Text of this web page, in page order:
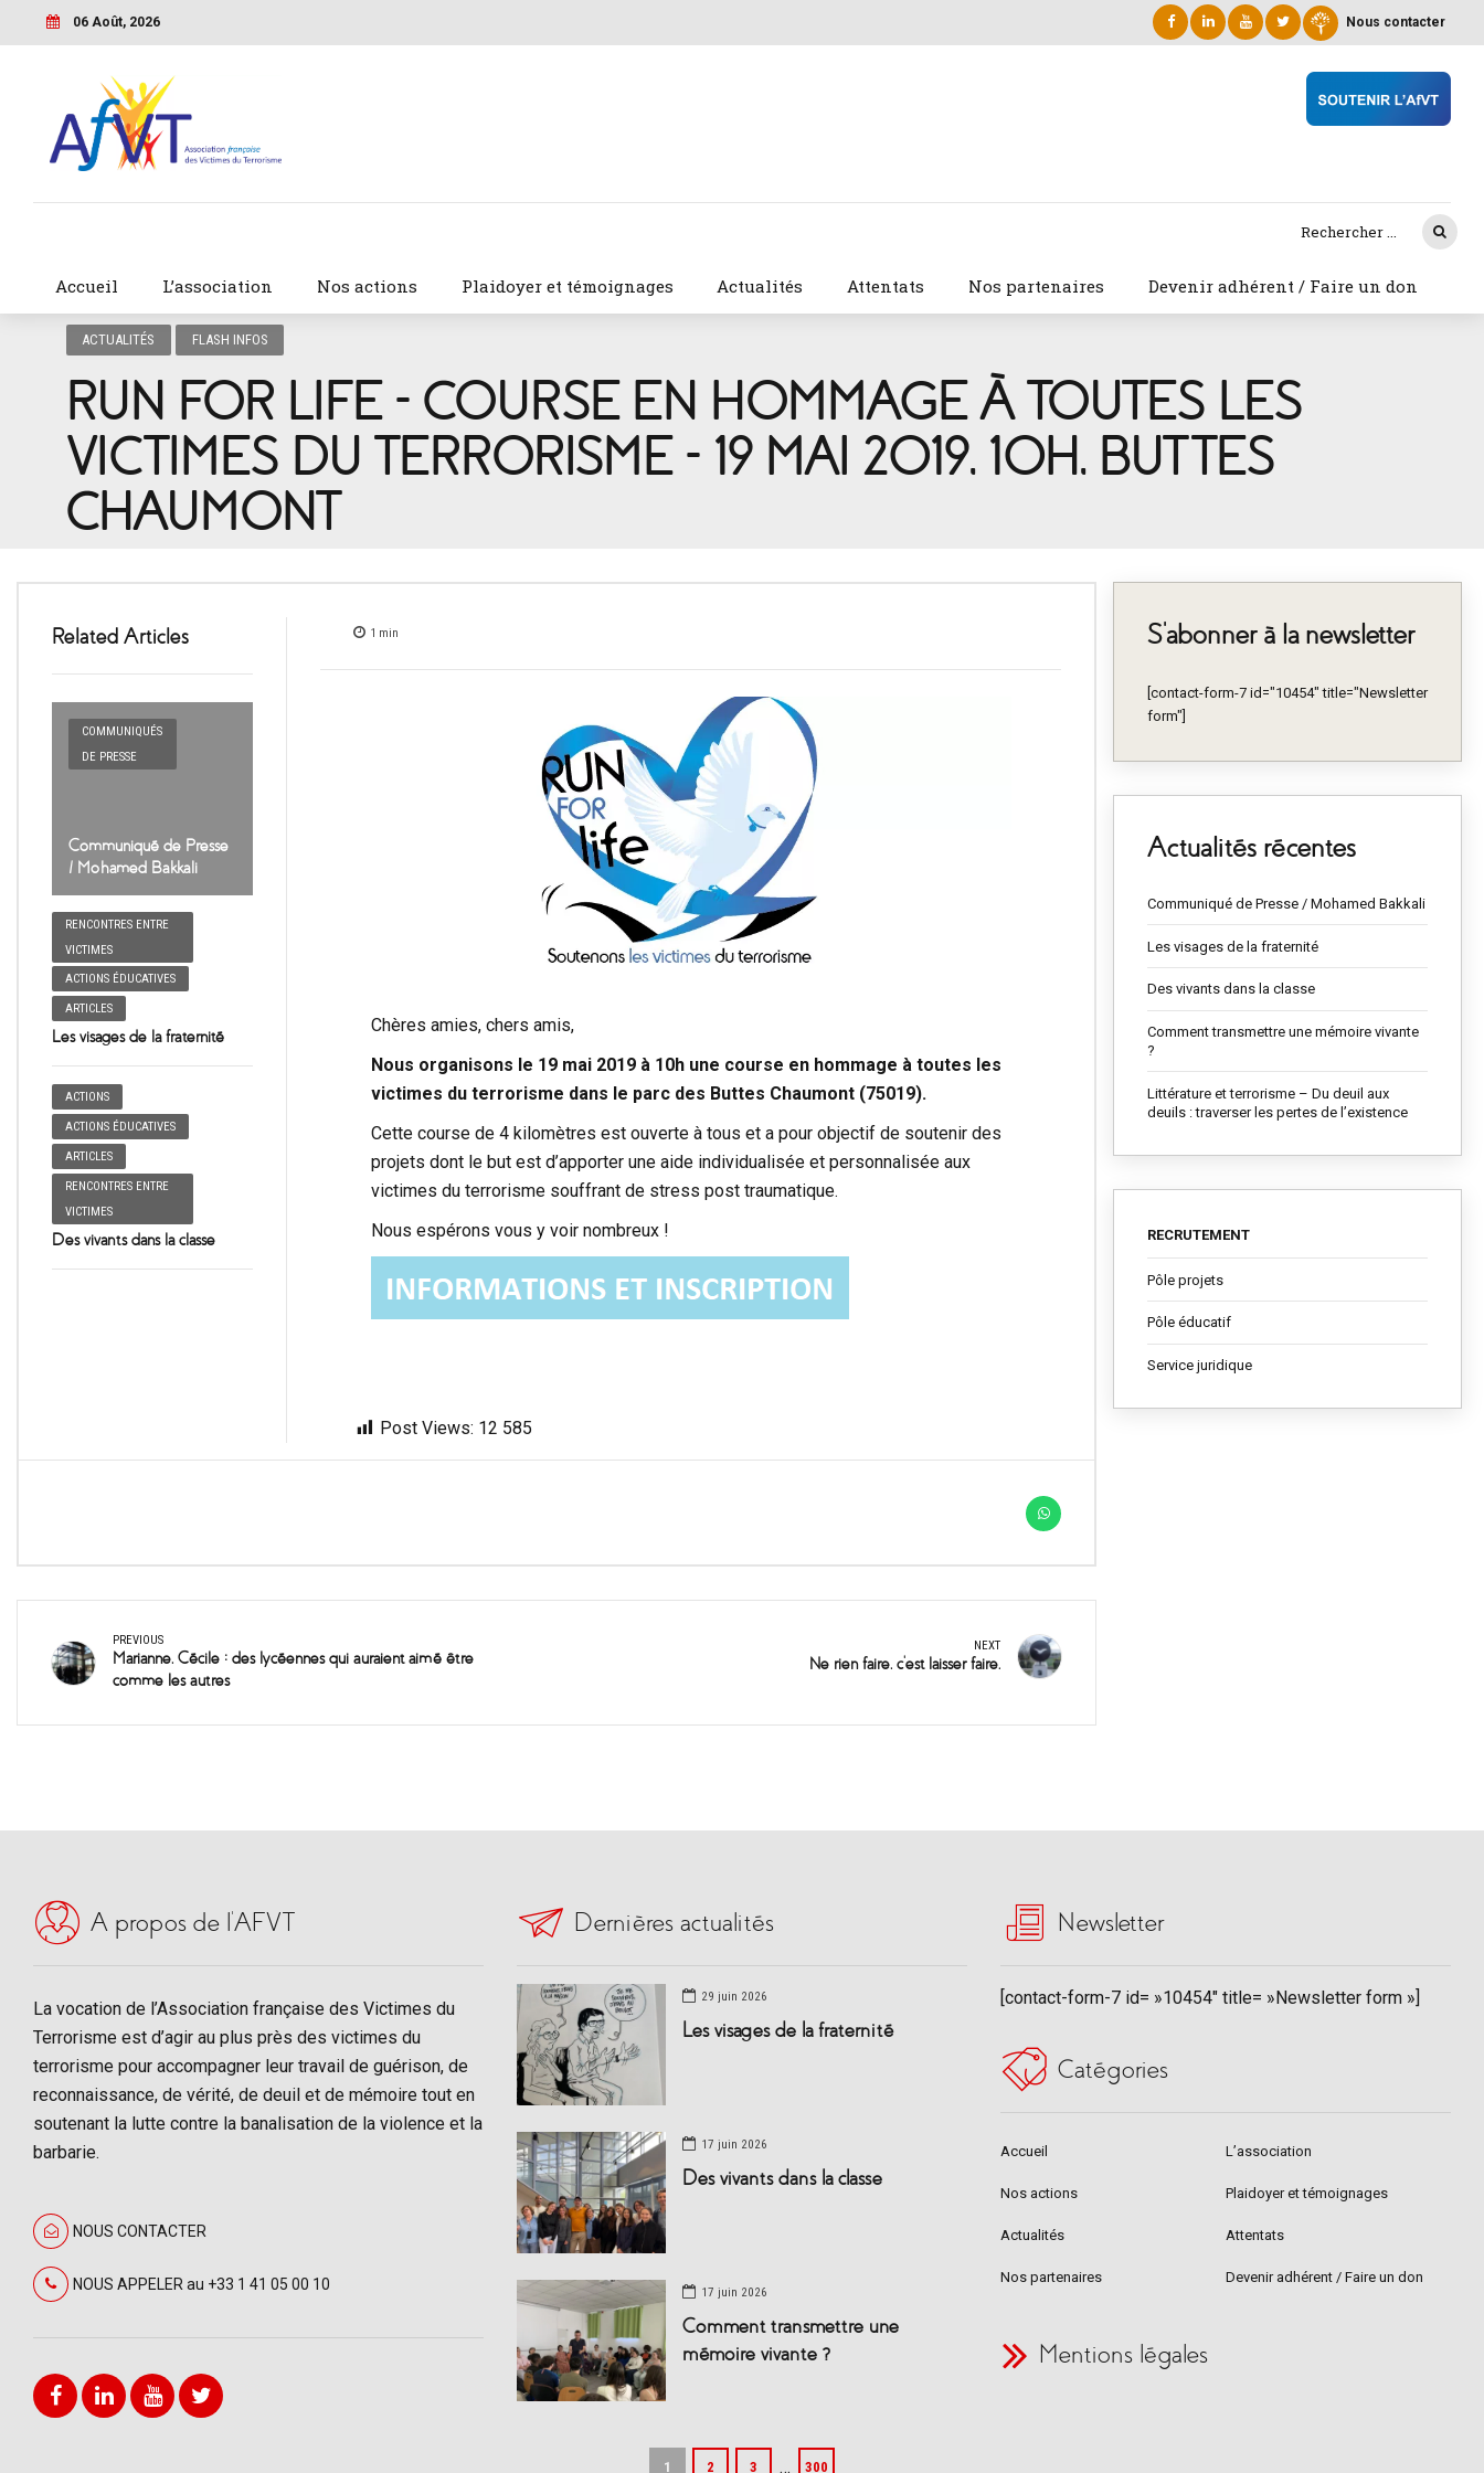
06 Août, 2026 Nous contacter
Accueil L’association Nos actions Plaidoyer et témoignages Actualités Attentats Nos partenaires Devenir adhérent / Faire un don
ACTUALITÉS FLASH INFOS
RUN FOR LIFE – COURSE EN HOMMAGE À TOUTES LES
VICTIMES DU TERRORISME – 19 MAI 2019, 10H, BUTTES
CHAUMONT
Related Articles
COMMUNIQUÉS
DE PRESSE
Communiqué de Presse
/ Mohamed Bakkali
RENCONTRES ENTRE
VICTIMES
ACTIONS ÉDUCATIVES
ARTICLES
Les visages de la fraternité
ACTIONS
ACTIONS ÉDUCATIVES
ARTICLES
RENCONTRES ENTRE
VICTIMES
Des vivants dans la classe
1 min
Chères amies, chers amis,
Nous organisons le 19 mai 2019 à 10h une course en hommage à toutes les
victimes du terrorisme dans le parc des Buttes Chaumont (75019).
Cette course de 4 kilomètres est ouverte à tous et a pour objectif de soutenir des
projets dont le but est d’apporter une aide individualisée et personnalisée aux
victimes du terrorisme souffrant de stress post traumatique.
Nous espérons vous y voir nombreux !
Post Views: 12 585
PREVIOUS
Marianne, Cécile : des lycéennes qui auraient aimé être
comme les autres
NEXT
Ne rien faire, c’est laisser faire.
S’abonner à la newsletter
[contact-form-7 id="10454" title="Newsletter
form"]
Actualités récentes
Communiqué de Presse / Mohamed Bakkali
Les visages de la fraternité
Des vivants dans la classe
Comment transmettre une mémoire vivante
?
Littérature et terrorisme – Du deuil aux
deuils : traverser les pertes de l’existence
RECRUTEMENT
Pôle projets
Pôle éducatif
Service juridique
A propos de l’AFVT
La vocation de l’Association française des Victimes du
Terrorisme est d’agir au plus près des victimes du
terrorisme pour accompagner leur travail de guérison, de
reconnaissance, de vérité, de deuil et de mémoire tout en
soutenant la lutte contre la banalisation de la violence et la
barbarie.
NOUS CONTACTER
NOUS APPELER au +33 1 41 05 00 10
Dernières actualités
29 juin 2026
Les visages de la fraternité
17 juin 2026
Des vivants dans la classe
17 juin 2026
Comment transmettre une
mémoire vivante ?
1 2 3 … 300
Newsletter
[contact-form-7 id= »10454″ title= »Newsletter form »]
Catégories
Accueil L’association
Nos actions Plaidoyer et témoignages
Actualités Attentats
Nos partenaires Devenir adhérent / Faire un don
Mentions légales